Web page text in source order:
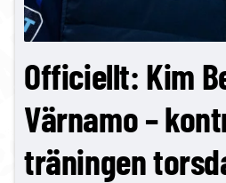
Officiellt: Kim
Värnamo –
träningen